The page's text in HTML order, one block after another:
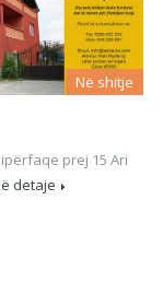
Në shitje
prej 15 Ari
detaje